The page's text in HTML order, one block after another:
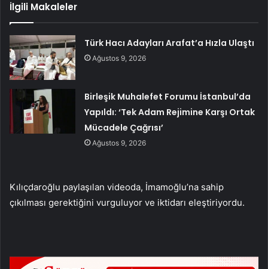
İlgili Makaleler
Türk Hacı Adayları Arafat’a Hızla Ulaştı
Ağustos 9, 2026
Birleşik Muhalefet Forumu İstanbul’da
Yapıldı: ‘Tek Adam Rejimine Karşı Ortak
Mücadele Çağrısı’
Ağustos 9, 2026
Kılıçdaroğlu paylaşılan videoda, İmamoğlu’na sahip
çıkılması gerektiğini vurguluyor ve iktidarı eleştiriyordu.